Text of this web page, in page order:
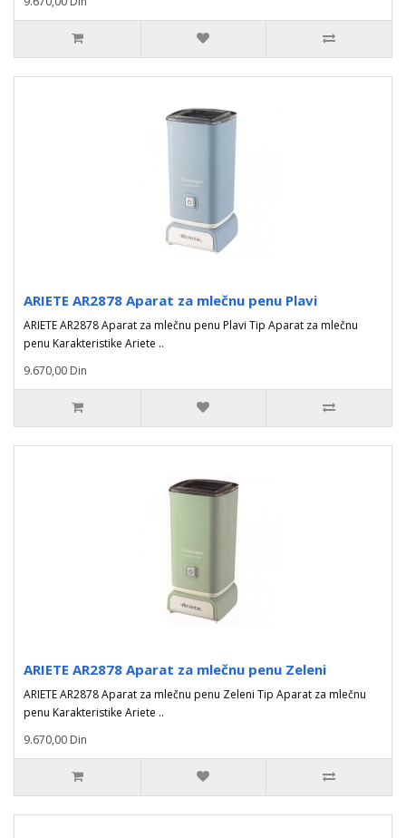
ARIETE AR2878 Aparat za mlečnu penu Plavi
ARIETE AR2878 Aparat za mlečnu penu Plavi Tip Aparat za mlečnu
penu Karakteristike Ariete ..
9.670,00 Din
ARIETE AR2878 Aparat za mlečnu penu Zeleni
ARIETE AR2878 Aparat za mlečnu penu Zeleni Tip Aparat za mlečnu
penu Karakteristike Ariete ..
9.670,00 Din